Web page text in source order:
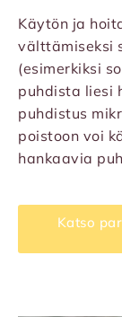
Käytön ja
välttämiseksi
(esimerkiksi
puhdista liesi
puhdistus
poistoon voi
hankaavia
Katso